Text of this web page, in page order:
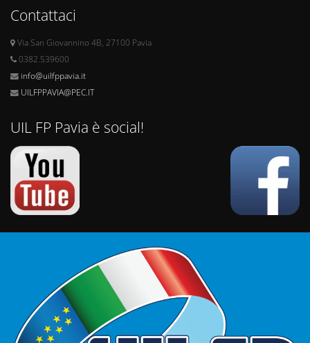
Contattaci
Via San Giovannino 4B, 27100 Pavia
0382.539600
info@uilfppavia.it
UILFPPAVIA@PEC.IT
UIL FP Pavia è social!